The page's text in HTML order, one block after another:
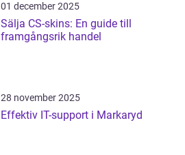
01 december 2025
Sälja CS-skins: En guide till
framgångsrik handel
28 november 2025
Effektiv IT-support i Markaryd